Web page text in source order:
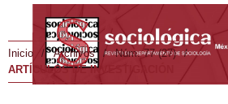
Inicio / Archivos / Núm. 77 (27)
/
ARTÍCULOS DE INVESTIGACIÓN